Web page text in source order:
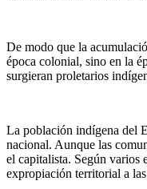
De modo que la
época colonial, sino en la
surgieran proletarios
La población indígena del
nacional. Aunque las
el capitalista. Según varios
expropiación territorial a